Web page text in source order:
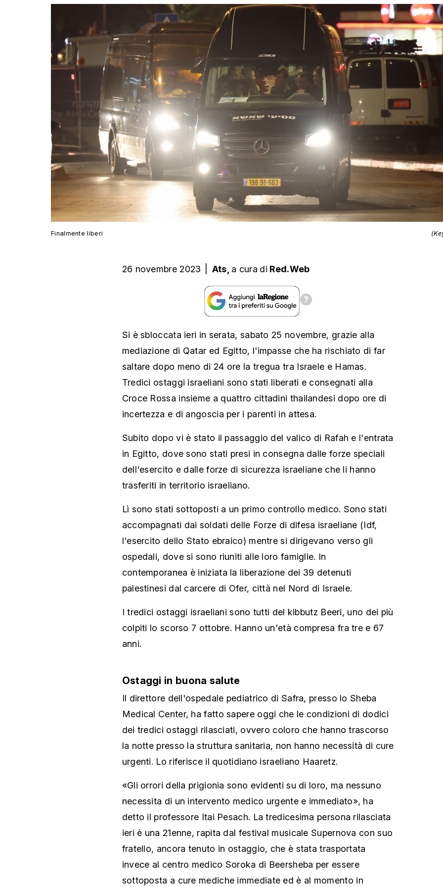
Finalmente liberi
26 novembre 2023 Ats, a cura di Red.Web
Si è sbloccata ieri in serata, sabato 25 novembre, grazie alla
mediazione di Qatar ed Egitto, l'impasse che ha rischiato di far
saltare dopo meno di 24 ore la tregua tra Israele e Hamas.
Tredici ostaggi israeliani sono stati liberati e consegnati alla
Croce Rossa insieme a quattro cittadini thailandesi dopo ore di
incertezza e di angoscia per i parenti in attesa.
Subito dopo vi è stato il passaggio del valico di Rafah e l'entrata
in Egitto, dove sono stati presi in consegna dalle forze speciali
dell'esercito e dalle forze di sicurezza israeliane che li hanno
trasferiti in territorio israeliano.
Lì sono stati sottoposti a un primo controllo medico. Sono stati
accompagnati dai soldati delle Forze di difesa israeliane (Idf,
l'esercito dello Stato ebraico) mentre si dirigevano verso gli
ospedali, dove si sono riuniti alle loro famiglie. In
contemporanea è iniziata la liberazione dei 39 detenuti
palestinesi dal carcere di Ofer, città nel Nord di Israele.
I tredici ostaggi israeliani sono tutti del kibbutz Beeri, uno dei più
colpiti lo scorso 7 ottobre. Hanno un'età compresa fra tre e 67
anni.
Ostaggi in buona salute
Il direttore dell'ospedale pediatrico di Safra, presso lo Sheba
Medical Center, ha fatto sapere oggi che le condizioni di dodici
dei tredici ostaggi rilasciati, ovvero coloro che hanno trascorso
la notte presso la struttura sanitaria, non hanno necessità di cure
urgenti. Lo riferisce il quotidiano israeliano Haaretz.
«Gli orrori della prigionia sono evidenti su di loro, ma nessuno
necessita di un intervento medico urgente e immediato», ha
detto il professore Itai Pesach. La tredicesima persona rilasciata
ieri è una 21enne, rapita dal festival musicale Supernova con suo
fratello, ancora tenuto in ostaggio, che è stata trasportata
invece al centro medico Soroka di Beersheba per essere
sottoposta a cure mediche immediate ed è al momento in